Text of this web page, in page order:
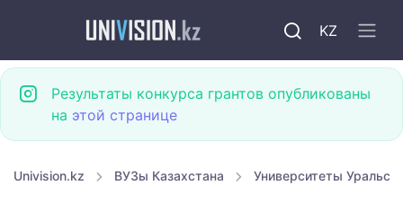
KZ
Результаты конкурса грантов опубликованы
на этой странице
Univision.kz ВУЗы Казахстана Университеты